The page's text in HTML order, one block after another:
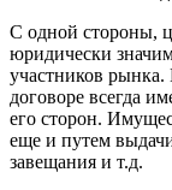
С одной стороны,
юридически
участников
договоре всегда
его сторон.
еще и путем
завещания и т.д.